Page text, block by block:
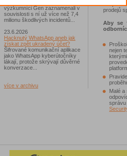
výzkumníci Gen zaznamenali v
souvislosti s ní už více než 7,4
milionu škodlivých incidentů...
23.6.2026
Hacknutý WhatsApp aneb jak
získat zpět ukradený účet?
Šifrované komunikační aplikace
jako WhatsApp kyberútočníky
lákají, protože skrývají důvěrné
konverzace...
více v archivu
prodejů
Aby se
nejen
Malé